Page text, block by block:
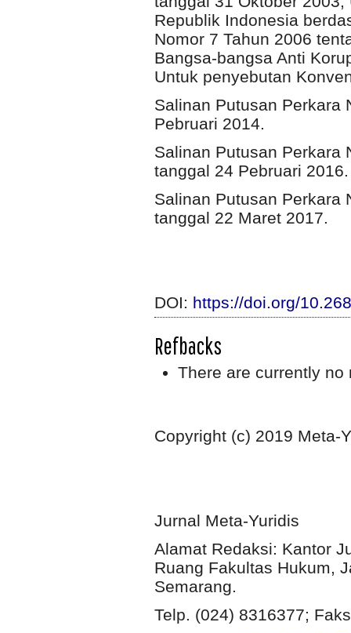
Republik Indonesia
Nomor 7 Tahun 2006
Bangsa-bangsa Anti
Untuk penyebutan
Salinan Putusan Perkara
Pebruari 2014.
Salinan Putusan Perkara
tanggal 24 Pebruari 2016.
Salinan Putusan Perkara
tanggal 22 Maret 2017.
DOI: https://doi.org/
Refbacks
There are currently no
Copyright (c) 2019 Meta-
Jurnal Meta-Yuridis
Alamat Redaksi: Kantor
Ruang Fakultas Hukum,
Semarang.
Telp. (024) 8316377;